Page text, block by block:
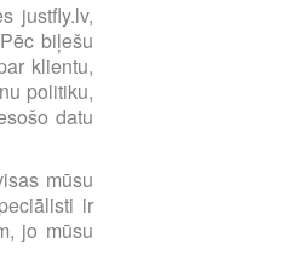
justfly.lv,
biļešu
klientu,
politiku,
datu
mūsu
ir
jo mūsu